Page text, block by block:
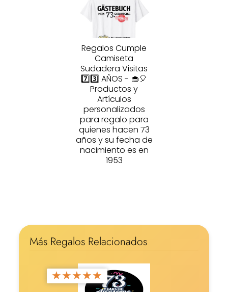
Regalos Cumple
Camiseta
Sudadera Visitas
7️⃣3️⃣ AÑOS - 🧁🎈
Productos y
Artículos
personalizados
para regalo para
quienes hacen 73
años y su fecha de
nacimiento es en
1953
Más Regalos Relacionados
★★★★★